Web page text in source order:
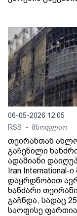
06-05-2026 12:05
RSS
• მსოფლიო
თეირანთან
გაჩენილი
ადამიანი
Iran
დაყრდნობით
ხანძარი
გაჩნდა, სადაც
საოფისე